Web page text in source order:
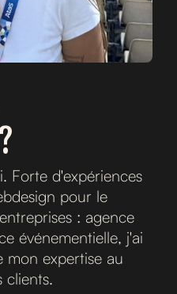
i. Forte d'expériences
bdesign pour le
entreprises : agence
e événementielle, j'ai
mon expertise au
clients.